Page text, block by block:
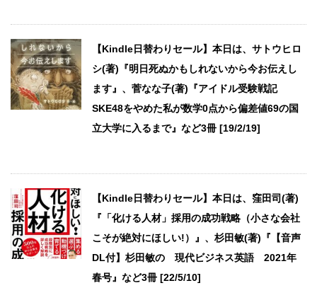
【Kindle日替わりセール】本日は、サトウヒロ
シ(著)『明日死ぬかもしれないから今お伝えし
ます』、菅なな子(著)『アイドル受験戦記
SKE48をやめた私が数学0点から偏差値69の国
立大学に入るまで』など3冊 [19/2/19]
【Kindle日替わりセール】本日は、窪田司(著)
『「化ける人材」採用の成功戦略（小さな会社
こそが絶対にほしい!）』、杉田敏(著)『【音声
DL付】杉田敏の 現代ビジネス英語 2021年
春号』など3冊 [22/5/10]